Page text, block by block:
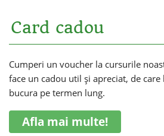
Card cadou
Cumperi un voucher la cursurile
face un cadou util și apreciat, de
bucura pe termen lung.
Afla mai multe!